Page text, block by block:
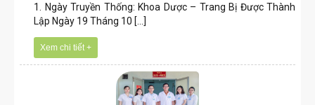
1. Ngày Truyền Thống: Khoa Dược – Trang Bị Được Thành
Lập Ngày 19 Tháng 10 [...]
Xem chi tiết +